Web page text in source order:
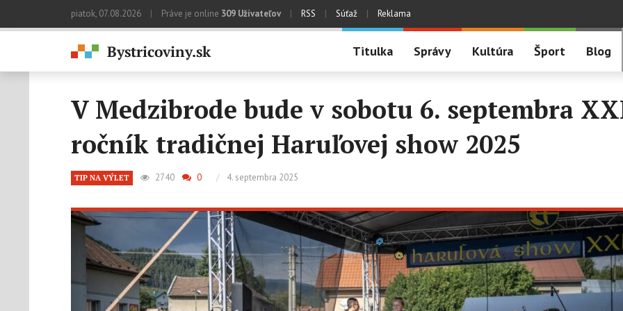
piatok, 07.08.2026 | Práve je online 309 Užívateľov | RSS | Súťaž | Reklama
Titulka Správy Kultúra Šport Blog
V Medzibrode bude v sobotu 6. septembra
ročník tradičnej Haruľovej show 2025
TIP NA VÝLET 2740 0 / 4. septembra 2025